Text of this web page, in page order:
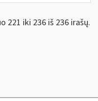
221 iki 236 iš 236 irašų.